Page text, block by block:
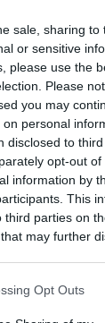
sale, sharing to
or sensitive
please use the
Please
you may
personal
disclosed to
opt-out
information by
This
third parties on
that may further
Opt Outs